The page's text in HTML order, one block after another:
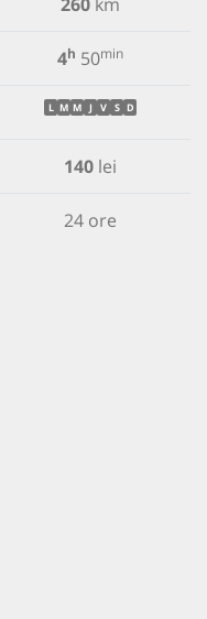
4h 50min
L M M J V S D
140 lei
24 ore